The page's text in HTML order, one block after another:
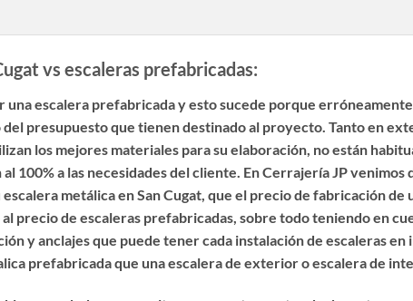
vs escaleras prefabricadas:
una escalera prefabricada y esto sucede porque
del presupuesto que tienen destinado al proyecto. Tanto en
los mejores materiales para su elaboración, no están
100% a las necesidades del cliente. En Cerrajería JP venimos
metálica en San Cugat, que el precio de fabricación de
precio de escaleras prefabricadas, sobre todo teniendo en
y anclajes que puede tener cada instalación de escaleras
prefabricada que unaescalera de exterior o escalera de